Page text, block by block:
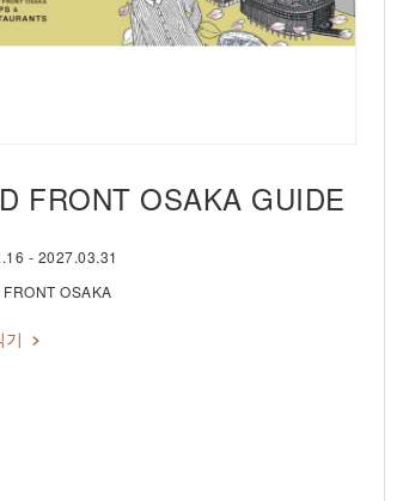
FRONT OSAKA GUIDE
- 2027.03.31
OSAKA